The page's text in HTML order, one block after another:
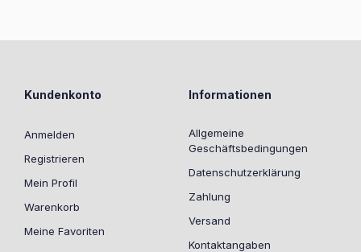
Kundenkonto
Anmelden
Registrieren
Mein Profil
Warenkorb
Meine Favoriten
Informationen
Allgemeine
Geschäftsbedingungen
Datenschutzerklärung
Zahlung
Versand
Kontaktangaben